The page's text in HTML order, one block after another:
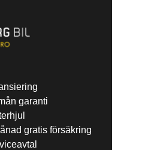
garanti
gratis försäkring